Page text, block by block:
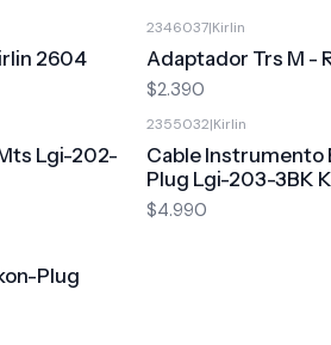
2604
2346037|Kirlin
Adaptador Trs M -
$2.390
Lgi-202-
2355032|Kirlin
Cable Instrumento
Plug Lgi-203-3BK
$4.990
Plug